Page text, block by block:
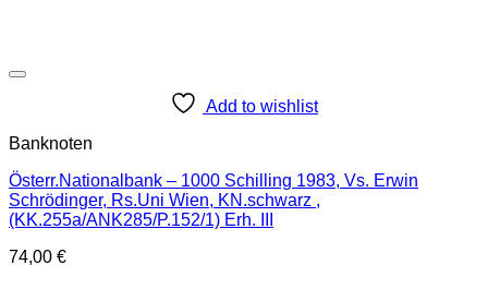
Add to wishlist
Banknoten
Österr.Nationalbank – 1000 Schilling 1983, Vs. Erwin
Schrödinger, Rs.Uni Wien, KN.schwarz ,
(KK.255a/ANK285/P.152/1) Erh. III
74,00 €